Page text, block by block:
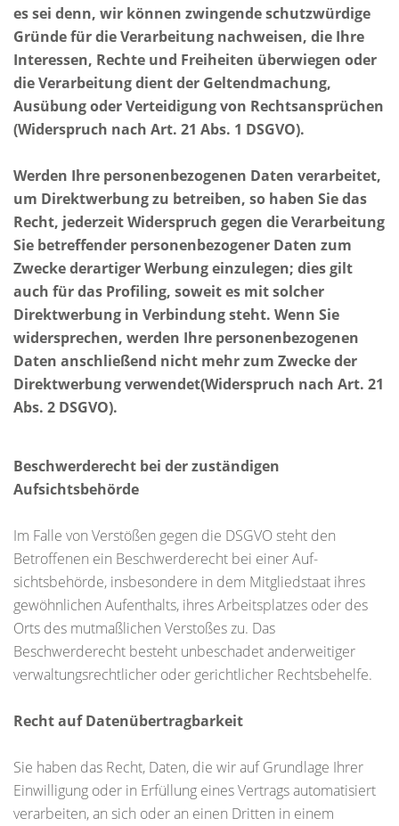
es sei denn, wir können zwingende schutzwürdige
Gründe für die Verarbeitung nachweisen, die Ihre
Interessen, Rechte und Freiheiten überwiegen oder
die Verarbeitung dient der Geltendmachung,
Ausübung oder Verteidigung von Rechtsansprüchen
(Widerspruch nach Art. 21 Abs. 1 DSGVO).
Werden Ihre personenbezogenen Daten verarbeitet,
um Direktwerbung zu betreiben, so haben Sie das
Recht, jederzeit Widerspruch gegen die Verarbeitung
Sie betreffender personenbezogener Daten zum
Zwecke derartiger Werbung einzulegen; dies gilt
auch für das Profiling, soweit es mit solcher
Direktwerbung in Verbindung steht. Wenn Sie
widersprechen, werden Ihre personenbezogenen
Daten anschließend nicht mehr zum Zwecke der
Direktwerbung verwendet(Widerspruch nach Art. 21
Abs. 2 DSGVO).
Beschwerderecht bei der zuständigen
Aufsichtsbehörde
Im Falle von Verstößen gegen die DSGVO steht den
Betroffenen ein Beschwerderecht bei einer Auf-
sichtsbehörde, insbesondere in dem Mitgliedstaat ihres
gewöhnlichen Aufenthalts, ihres Arbeitsplatzes oder des
Orts des mutmaßlichen Verstoßes zu. Das
Beschwerderecht besteht unbeschadet anderweitiger
verwaltungsrechtlicher oder gerichtlicher Rechtsbehelfe.
Recht auf Datenübertragbarkeit
Sie haben das Recht, Daten, die wir auf Grundlage Ihrer
Einwilligung oder in Erfüllung eines Vertrags automatisiert
verarbeiten, an sich oder an einen Dritten in einem